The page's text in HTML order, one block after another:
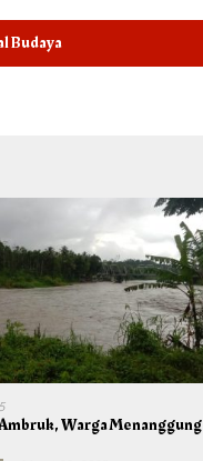
Budaya
Warga Menanggung